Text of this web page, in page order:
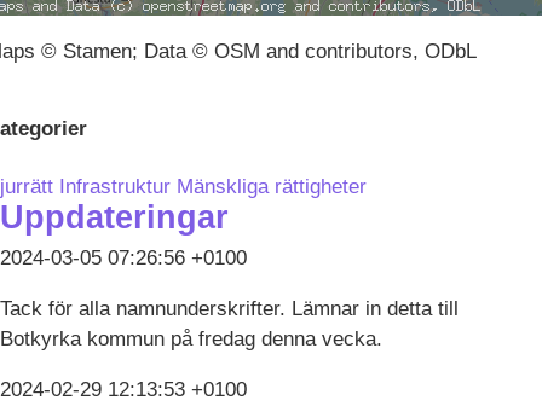
© Stamen; Data © OSM and contributors, ODbL
Infrastruktur Mänskliga rättigheter
Uppdateringar
2024-03-05 07:26:56 +0100
Tack för alla namnunderskrifter. Lämnar in detta till
Botkyrka kommun på fredag denna vecka.
2024-02-29 12:13:53 +0100